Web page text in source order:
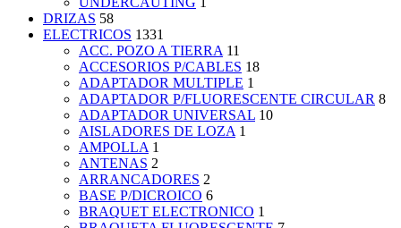
DRIZAS 58
ELECTRICOS 1331
ACC. POZO A TIERRA 11
ACCESORIOS P/CABLES 18
ADAPTADOR MULTIPLE 1
ADAPTADOR P/FLUORESCENTE CIRCULAR 8
ADAPTADOR UNIVERSAL 10
AISLADORES DE LOZA 1
AMPOLLA 1
ANTENAS 2
ARRANCADORES 2
BASE P/DICROICO 6
BRAQUET ELECTRONICO 1